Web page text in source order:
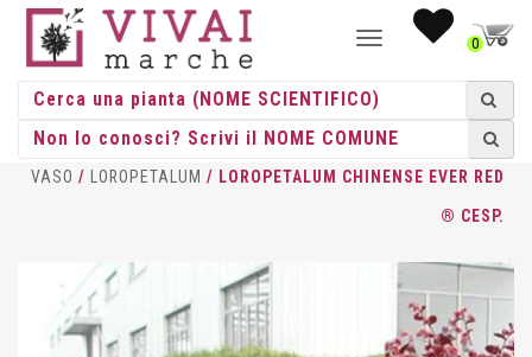
NAVIGAZIONE0
HOME /CESPUGLI CESPUGLI
VASO / LOROPETALUM / LOROPETALUM CHINENSE EVER RED
® CESP.